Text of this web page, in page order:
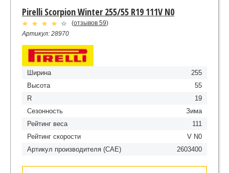
Pirelli Scorpion Winter 255/55 R19 111V N0
(отзывов 59)
Артикул: 28970
Ширина
255
Высота
55
R
19
Сезонность
Зима
Рейтинг веса
111
Рейтинг скорости
V N0
Артикул производителя (CAE)
2603400